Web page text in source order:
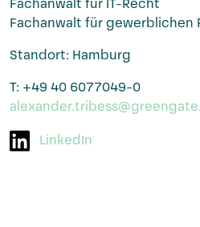
Fachanwalt für IT-Recht
Fachanwalt für gewerblichen
Standort: Hamburg
T: +49 40 6077049-0
LinkedIn